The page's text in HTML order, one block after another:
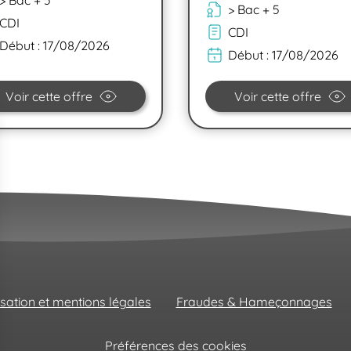
CDI
Début : 17/08/2026
Voir cette offre
> Bac + 5
CDI
Début : 17/08/2026
Voir cette offre
et mentions légales Fraudes & Hameçonnages
Préférences des cookies